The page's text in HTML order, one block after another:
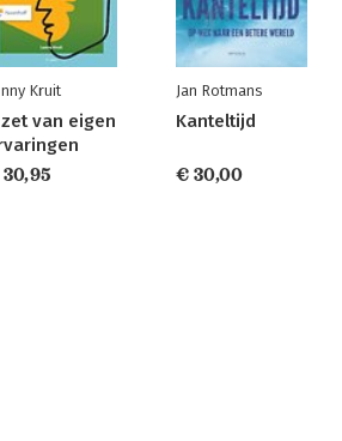
Kruit
van eigen
Jan Rotmans
Kanteltijd
€ 30,00